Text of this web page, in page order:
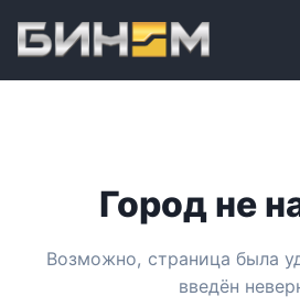
Город не
Возможно, страница была
введён